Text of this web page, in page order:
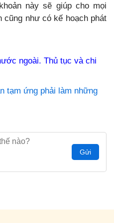
này sẽ giúp cho mọi
như có kế hoạch phát
ngoài. Thủ tục và chi
tạm ứng phải làm những
Gửi